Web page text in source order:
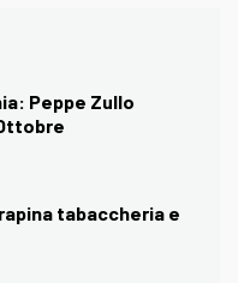
Peppe Zullo
tabaccheria e